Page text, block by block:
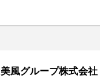
美風グループ株式会社